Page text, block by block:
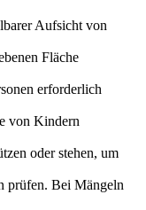
Aufsicht von
Fläche
erforderlich
von Kindern
oder stehen, um
prüfen. Bei Mängeln